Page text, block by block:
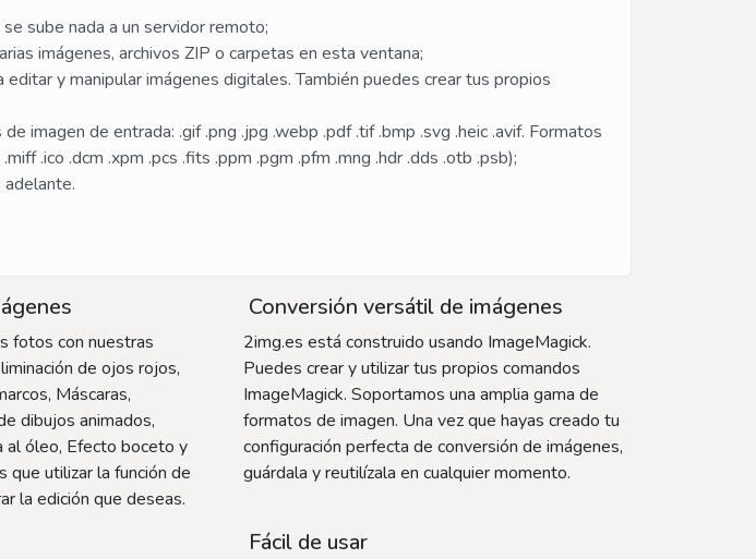
sube nada a un servidor remoto;
imágenes, archivos ZIP o carpetas en esta ventana;
editar y manipular imágenes digitales. También puedes crear tus propios
imagen de entrada: .gif .png .jpg .webp .pdf .tif .bmp .svg .heic .avif. Formatos
.ico .dcm .xpm .pcs .fits .ppm .pgm .pfm .mng .hdr .dds .otb .psb);
fotos con nuestras
de ojos rojos,
Máscaras,
dibujos animados,
al óleo, Efecto boceto y
que utilizar la función de
la edición que deseas.
Conversión versátil de imágenes
2img.es está construido usando ImageMagick.
Puedes crear y utilizar tus propios comandos
ImageMagick. Soportamos una amplia gama de
formatos de imagen. Una vez que hayas creado tu
configuración perfecta de conversión de imágenes,
guárdala y reutilízala en cualquier momento.
Fácil de usar